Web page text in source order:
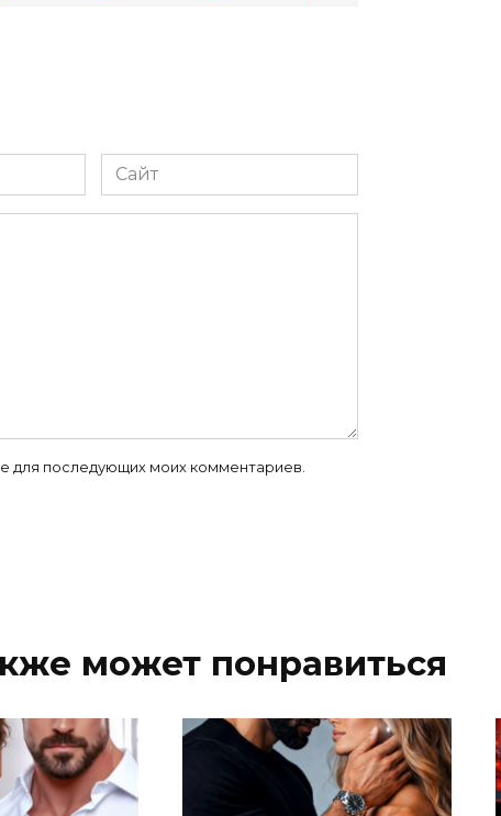
Сайт
для последующих моих комментариев.
может понравиться